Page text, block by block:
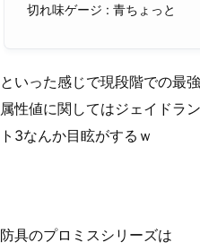
切れ味ゲージ : 青ちょっと
といった感じで現段階での最
属性値に関してはジェイドラ
ト3なんか目眩がするｗ
防具のプロミスシリーズは